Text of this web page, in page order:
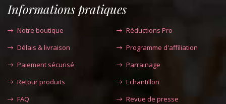
Informations pratiques
Notre boutique
Délais & livraison
Paiement sécurisé
Retour produits
FAQ
Réductions Pro
Programme d'affiliation
Parrainage
Echantillon
Revue de presse